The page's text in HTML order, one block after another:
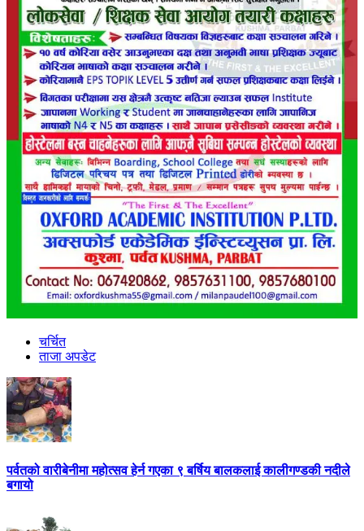
चर्चित
ताजा अपडेट
पर्वतको वारीबेनीमा महोत्सव हेर्न गएका ९ बर्षिय बालकलाई कालीगण्डकी नदीले
बगायो